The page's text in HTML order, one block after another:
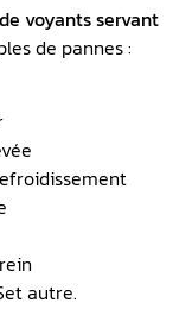
voyants servant
de pannes :
autre.